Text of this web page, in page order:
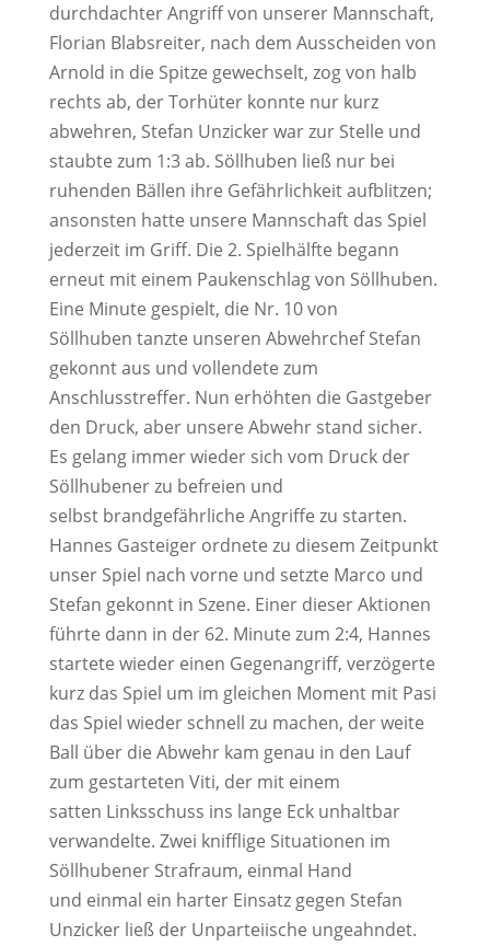
durchdachter Angriff von unserer Mannschaft,
Florian Blabsreiter, nach dem Ausscheiden von
Arnold in die Spitze gewechselt, zog von halb
rechts ab, der Torhüter konnte nur kurz
abwehren, Stefan Unzicker war zur Stelle und
staubte zum 1:3 ab. Söllhuben ließ nur bei
ruhenden Bällen ihre Gefährlichkeit aufblitzen;
ansonsten hatte unsere Mannschaft das Spiel
jederzeit im Griff. Die 2. Spielhälfte begann
erneut mit einem Paukenschlag von Söllhuben.
Eine Minute gespielt, die Nr. 10 von
Söllhuben tanzte unseren Abwehrchef Stefan
gekonnt aus und vollendete zum
Anschlusstreffer. Nun erhöhten die Gastgeber
den Druck, aber unsere Abwehr stand sicher.
Es gelang immer wieder sich vom Druck der
Söllhubener zu befreien und
selbst brandgefährliche Angriffe zu starten.
Hannes Gasteiger ordnete zu diesem Zeitpunkt
unser Spiel nach vorne und setzte Marco und
Stefan gekonnt in Szene. Einer dieser Aktionen
führte dann in der 62. Minute zum 2:4, Hannes
startete wieder einen Gegenangriff, verzögerte
kurz das Spiel um im gleichen Moment mit Pasi
das Spiel wieder schnell zu machen, der weite
Ball über die Abwehr kam genau in den Lauf
zum gestarteten Viti, der mit einem
satten Linksschuss ins lange Eck unhaltbar
verwandelte. Zwei knifflige Situationen im
Söllhubener Strafraum, einmal Hand
und einmal ein harter Einsatz gegen Stefan
Unzicker ließ der Unparteiische ungeahndet.